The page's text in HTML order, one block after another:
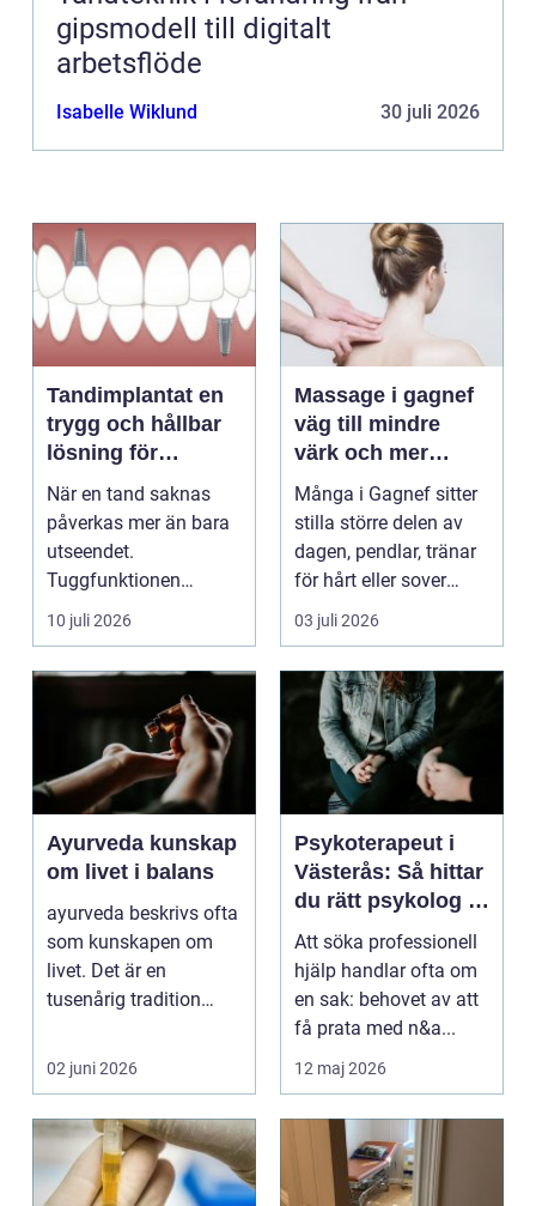
gipsmodell till digitalt
arbetsflöde
Isabelle Wiklund 30 juli 2026
Tandimplantat en
trygg och hållbar
lösning för
förlorade tänder
När en tand saknas
påverkas mer än bara
utseendet.
Tuggfunktionen
försämras, leendet
förändras och m...
10 juli 2026
Massage i gagnef
väg till mindre
värk och mer
vardagsenergi
Många i Gagnef sitter
stilla större delen av
dagen, pendlar, tränar
för hårt eller sover
dåligt. Axl...
03 juli 2026
Ayurveda kunskap
om livet i balans
ayurveda beskrivs ofta
som kunskapen om
livet. Det är en
tusenårig tradition
kropp,...
02 juni 2026
Psykoterapeut i
Västerås: Så hittar
du rätt psykolog i
Västerås för
samtal och terapi
Att söka professionell
hjälp handlar ofta om
en sak: behovet av att
få prata med n&a...
12 maj 2026